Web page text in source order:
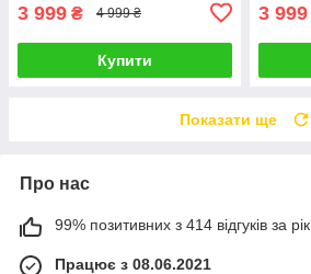
3 999 ₴ 4 999 ₴
Купити
3 999
Показати ще
Про нас
99% позитивних з 414 відгуків за рік
Працює з 08.06.2021